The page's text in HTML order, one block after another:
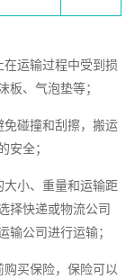
运输过程中受到损
板、气泡垫等；
碰撞和刮擦，搬运
安全；
小、重量和运输距
择快递或物流公司
输公司进行运输；
买保险，保险可以